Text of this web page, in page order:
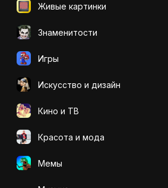
Живые картинки
Знаменитости
Игры
Искусcтво и дизайн
Кино и ТВ
Красота и мода
Мемы